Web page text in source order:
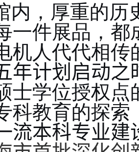
内，厚重的历
一件展品，都
机人代代相传
年计划启动之
士学位授权点
科教育的探索
流本科专业建